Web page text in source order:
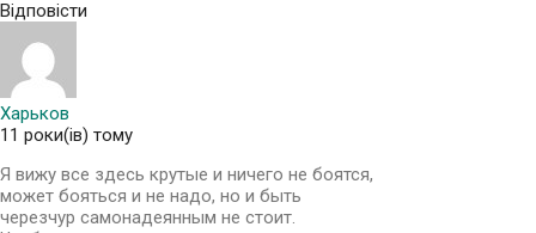
Відповісти
Харьков
11 роки(ів) тому
Я вижу все здесь крутые и ничего не боятся,
может бояться и не надо, но и быть
черезчур самонадеянным не стоит.